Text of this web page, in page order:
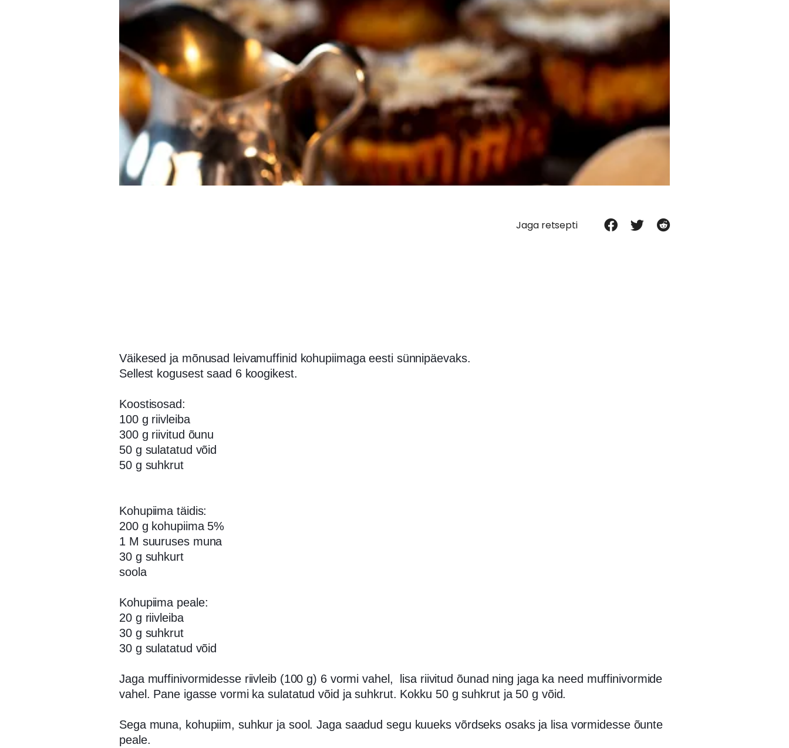
Jaga retsepti
Väikesed ja mõnusad leivamuffinid kohupiimaga eesti sünnipäevaks.
Sellest kogusest saad 6 koogikest.
Koostisosad:
100 g riivleiba
300 g riivitud õunu
50 g sulatatud võid
50 g suhkrut
Kohupiima täidis:
200 g kohupiima 5%
1 M suuruses muna
30 g suhkurt
soola
Kohupiima peale:
20 g riivleiba
30 g suhkrut
30 g sulatatud võid
Jaga muffinivormidesse riivleib (100 g) 6 vormi vahel, lisa riivitud õunad ning jaga ka need muffinivormide
vahel. Pane igasse vormi ka sulatatud võid ja suhkrut. Kokku 50 g suhkrut ja 50 g võid.
Sega muna, kohupiim, suhkur ja sool. Jaga saadud segu kuueks võrdseks osaks ja lisa vormidesse õunte
peale.